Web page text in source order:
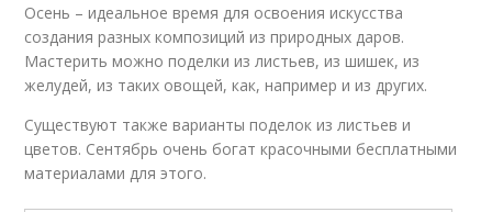
Осень – идеальное время для освоения искусства
создания разных композиций из природных даров.
Мастерить можно поделки из листьев, из шишек, из
желудей, из таких овощей, как, например и из других.
Существуют также варианты поделок из листьев и
цветов. Сентябрь очень богат красочными бесплатными
материалами для этого.